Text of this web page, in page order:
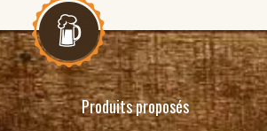
Produits proposés